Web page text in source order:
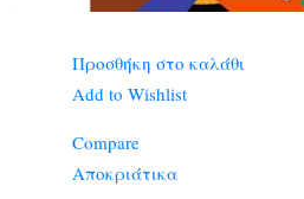
Προσθήκη στο καλάθι
Add to Wishlist
Compare
Αποκριάτικα